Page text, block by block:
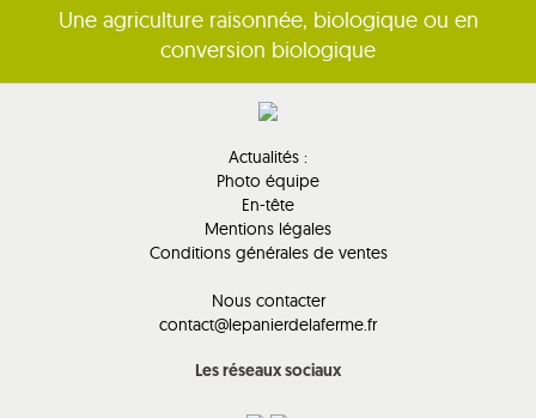
Une agriculture raisonnée, biologique ou en
conversion biologique
Actualités :
Photo équipe
En-tête
Mentions légales
Conditions générales de ventes
Nous contacter
contact@lepanierdelaferme.fr
Les réseaux sociaux